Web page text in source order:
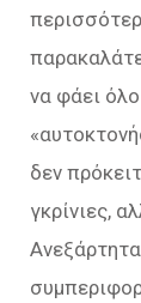
να φάει
δεν
γκρίνιες,